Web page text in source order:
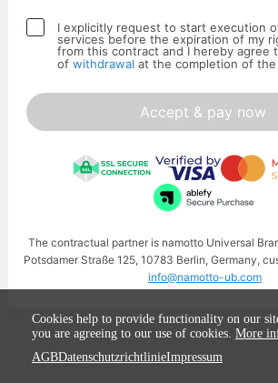
I explicitly request to start execution
services before the expiration of my
from this contract and I hereby agree
of withdrawal at the completion of
Accept & pay now
The contractual partner is namotto Universal
Potsdamer Straße 125, 10783 Berlin, Germany,
info@namotto-ub.com
Cookies help to provide functionality on our
you are agreeing to our use of cookies. More
AGBDatenschutzrichtlinieImpressum